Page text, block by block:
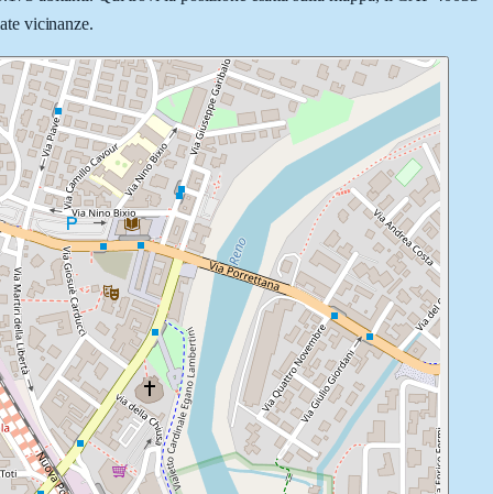
vicinanze.